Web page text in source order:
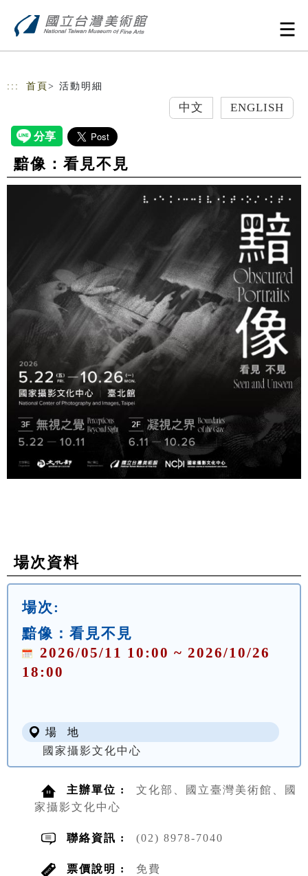
::: 首頁 > 活動明細
中文 ENGLISH
黯像：看見不見
場次資料
場次:
黯像：看見不見
2026/05/11 10:00 ~ 2026/10/26
18:00
場 地
國家攝影文化中心
主辦單位 :
文化部、國立臺灣美術館、國
家攝影文化中心
聯絡資訊 : (02) 8978-7040
票價說明 : 免費